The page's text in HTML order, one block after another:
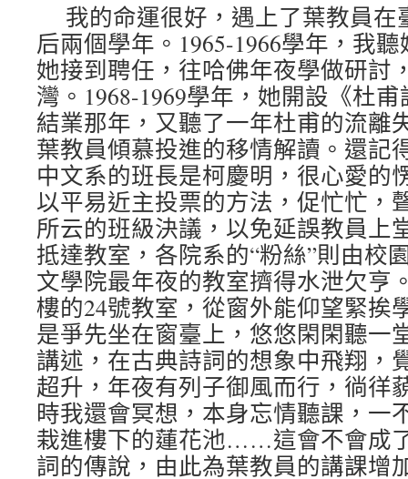
我的命運很好，遇上了葉教員
后兩個學年。1965-1966學年，我
她接到聘任，往哈佛年夜學做研討
灣。1968-1969學年，她開設《杜
結業那年，又聽了一年杜甫的流離
葉教員傾慕投進的移情解讀。還記
中文系的班長是柯慶明，很心愛的
以平易近主投票的方法，促忙忙，
所云的班級決議，以免延誤教員上
抵達教室，各院系的“粉絲”則由校
文學院最年夜的教室擠得水泄欠亨
樓的24號教室，從窗外能仰望緊挨
是爭先坐在窗臺上，悠悠閑閑聽一
講述，在古典詩詞的想象中飛翔，
超升，年夜有列子御風而行，徜徉
時我還會冥想，本身忘情聽課，一
栽進樓下的蓮花池……這會不會成
詞的傳說，由此為葉教員的講課增